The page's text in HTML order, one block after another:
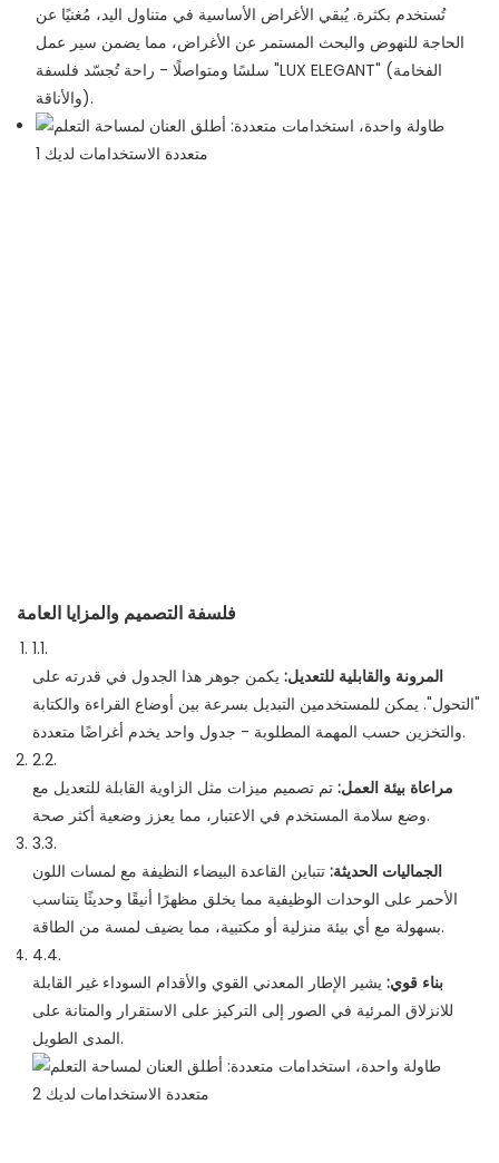
تُستخدم بكثرة. يُبقي الأغراض الأساسية في متناول اليد، مُغنيًا عن
الحاجة للنهوض والبحث المستمر عن الأغراض، مما يضمن سير عمل
سلسًا ومتواصلًا - راحة تُجسّد فلسفة "LUX ELEGANT" (الفخامة
والأناقة).
فلسفة التصميم والمزايا العامة
1.1.
المرونة والقابلية للتعديل: يكمن جوهر هذا الجدول في قدرته على
"التحول". يمكن للمستخدمين التبديل بسرعة بين أوضاع القراءة والكتابة
والتخزين حسب المهمة المطلوبة - جدول واحد يخدم أغراضًا متعددة.
2.2.
مراعاة بيئة العمل: تم تصميم ميزات مثل الزاوية القابلة للتعديل مع
وضع سلامة المستخدم في الاعتبار، مما يعزز وضعية أكثر صحة.
3.3.
الجماليات الحديثة: تتباين القاعدة البيضاء النظيفة مع لمسات اللون
الأحمر على الوحدات الوظيفية مما يخلق مظهرًا أنيقًا وحديثًا يتناسب
بسهولة مع أي بيئة منزلية أو مكتبية، مما يضيف لمسة من الطاقة.
4.4.
بناء قوي: يشير الإطار المعدني القوي والأقدام السوداء غير القابلة
للانزلاق المرئية في الصور إلى التركيز على الاستقرار والمتانة على
المدى الطويل.